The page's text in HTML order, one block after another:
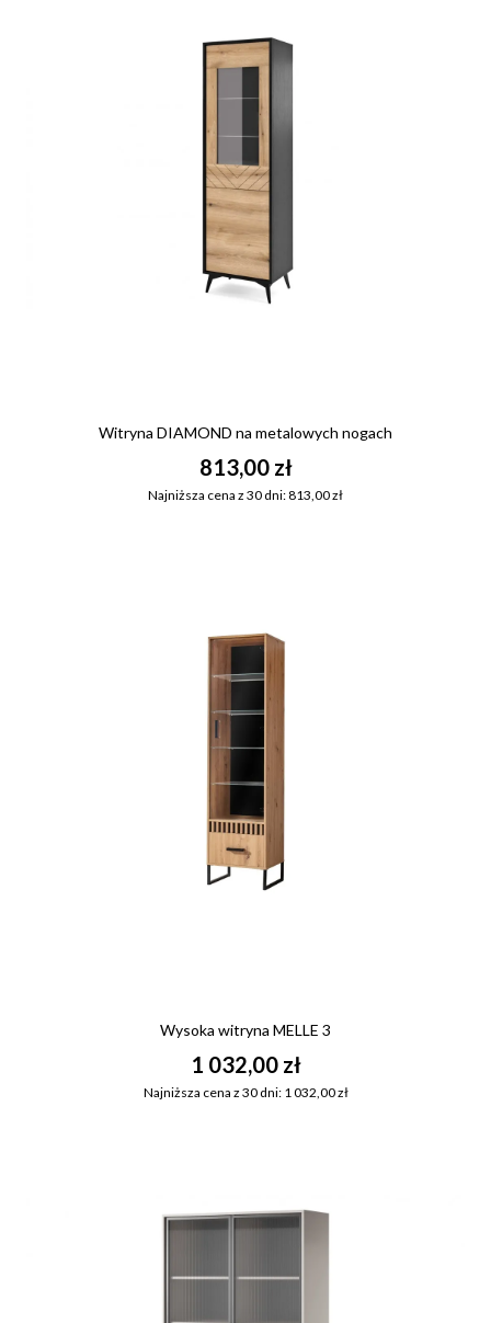
Witryna DIAMOND na metalowych nogach
813,00 zł
Najniższa cena z 30 dni: 813,00 zł
Wysoka witryna MELLE 3
1 032,00 zł
Najniższa cena z 30 dni: 1 032,00 zł